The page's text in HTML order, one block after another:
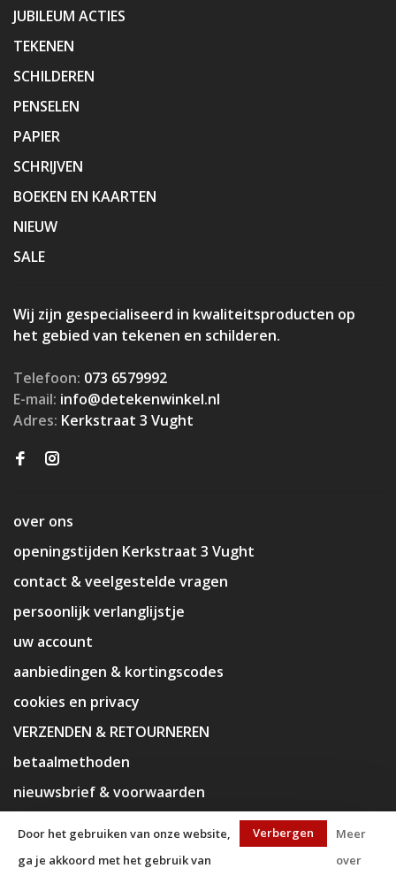
JUBILEUM ACTIES
TEKENEN
SCHILDEREN
PENSELEN
PAPIER
SCHRIJVEN
BOEKEN EN KAARTEN
NIEUW
SALE
Wij zijn gespecialiseerd in kwaliteitsproducten op
het gebied van tekenen en schilderen.
Telefoon: 073 6579992
E-mail: info@detekenwinkel.nl
Adres: Kerkstraat 3 Vught
over ons
openingstijden Kerkstraat 3 Vught
contact & veelgestelde vragen
persoonlijk verlanglijstje
uw account
aanbiedingen & kortingscodes
cookies en privacy
VERZENDEN & RETOURNEREN
betaalmethoden
nieuwsbrief & voorwaarden
Door het gebruiken van onze website,
ga je akkoord met het gebruik van
Verbergen
Meer
over